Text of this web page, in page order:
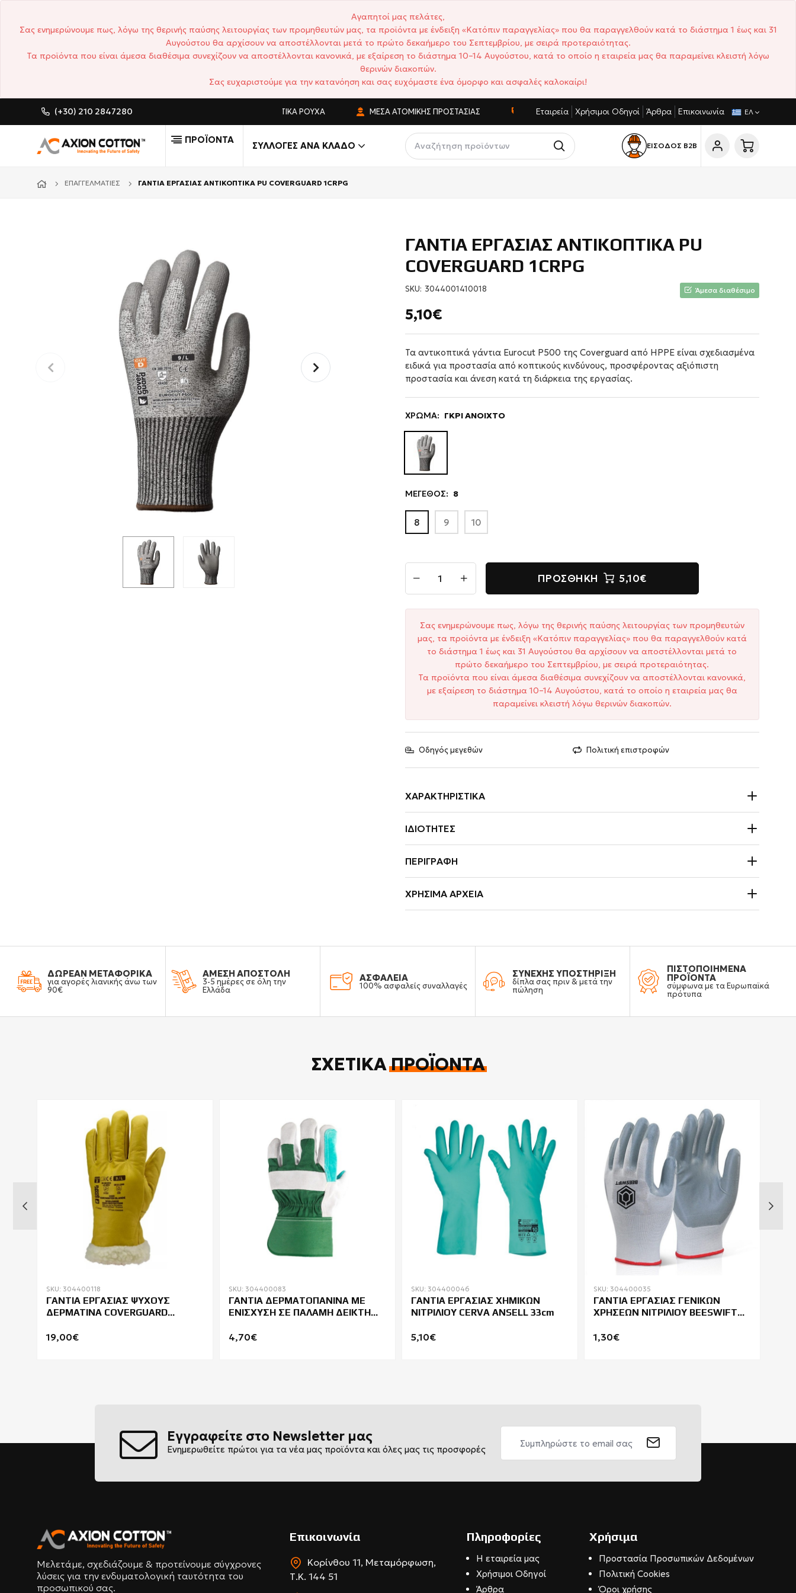
Αγαπητοί μας πελάτες,
Σας ενημερώνουμε πως, λόγω της θερινής παύσης λειτουργίας των προμηθευτών μας, τα προϊόντα με ένδειξη «Κατόπιν παραγγελίας» που θα παραγγελθούν κατά το διάστημα 1 έως και 31
Αυγούστου θα αρχίσουν να αποστέλλονται μετά το πρώτο δεκαήμερο του Σεπτεμβρίου, με σειρά προτεραιότητας.
Τα προϊόντα που είναι άμεσα διαθέσιμα συνεχίζουν να αποστέλλονται κανονικά, με εξαίρεση το διάστημα 10–14 Αυγούστου, κατά το οποίο η εταιρεία μας θα παραμείνει κλειστή λόγω
θερινών διακοπών.
Σας ευχαριστούμε για την κατανόηση και σας ευχόμαστε ένα όμορφο και ασφαλές καλοκαίρι!
(+30) 210 2847280 CUSTOM MADE ΕΠΑΓΓΕΛΜΑΤΙΚΆ ΡΟΎΧΑ ΜΈΣΑ ΑΤΟΜΙΚΉΣ ΠΡΟΣΤΑΣΊΑΣ ΑΝΤΑΓΩΝΙΣΤΙΚΈΣ ΤΙΜΈΣ ΣΎΝΤΟΜΟΙ ΧΡΌΝΟΙ ΠΑΡΆΔΟΣΗΣ
Εταιρεία Χρήσιμοι Οδηγοί Άρθρα Επικοινωνία ΕΛ
ΠΡΟΪΟΝΤΑ
ΣΥΛΛΟΓΈΣ ΑΝΆ ΚΛΆΔΟ ΕΙΣΟΔΟΣ Β2Β
ΕΠΑΓΓΕΛΜΑΤΊΕΣ ΓΑΝΤΙΑ ΕΡΓΑΣΙΑΣ ΑΝΤΙΚΟΠΤΙΚΑ PU COVERGUARD 1CRPG
ΓΑΝΤΙΑ ΕΡΓΑΣΙΑΣ ΑΝΤΙΚΟΠΤΙΚΑ PU
COVERGUARD 1CRPG
SKU: 3044001410018 Άμεσα διαθέσιμο
5,10€
Τα αντικοπτικά γάντια Eurocut P500 της Coverguard από HPPE είναι σχεδιασμένα
ειδικά για προστασία από κοπτικούς κινδύνους, προσφέροντας αξιόπιστη
προστασία και άνεση κατά τη διάρκεια της εργασίας.
ΧΡΩΜΑ: ΓΚΡΙ ΑΝΟΙΧΤΟ
ΜΕΓΕΘΟΣ: 8
8 9 10
ΠΡΟΣΘΉΚΗ 5,10€
Σας ενημερώνουμε πως, λόγω της θερινής παύσης λειτουργίας των προμηθευτών
μας, τα προϊόντα με ένδειξη «Κατόπιν παραγγελίας» που θα παραγγελθούν κατά
το διάστημα 1 έως και 31 Αυγούστου θα αρχίσουν να αποστέλλονται μετά το
πρώτο δεκαήμερο του Σεπτεμβρίου, με σειρά προτεραιότητας.
Τα προϊόντα που είναι άμεσα διαθέσιμα συνεχίζουν να αποστέλλονται κανονικά,
με εξαίρεση το διάστημα 10–14 Αυγούστου, κατά το οποίο η εταιρεία μας θα
παραμείνει κλειστή λόγω θερινών διακοπών.
Οδηγός μεγεθών Πολιτική επιστροφών
ΧΑΡΑΚΤΗΡΙΣΤΙΚΆ
ΙΔΙΌΤΗΤΕΣ
ΠΕΡΙΓΡΑΦΉ
ΧΡΉΣΙΜΑ ΑΡΧΕΊΑ
ΔΩΡΕΑΝ ΜΕΤΑΦΟΡΙΚΑ
για αγορές λιανικής άνω των
90€
ΑΜΕΣΗ ΑΠΟΣΤΟΛΗ
3-5 ημέρες σε όλη την
Ελλάδα
ΑΣΦΑΛΕΙΑ
100% ασφαλείς συναλλαγές
ΣΥΝΕΧΗΣ ΥΠΟΣΤΗΡΙΞΗ
δίπλα σας πριν & μετά την
πώληση
ΠΙΣΤΟΠΟΙΗΜΕΝΑ
ΠΡΟΪΟΝΤΑ
σύμφωνα με τα Ευρωπαϊκά
πρότυπα
ΣΧΕΤΙΚΆΠΡΟΪΌΝΤΑ
SKU: 304400118
ΓΑΝΤΙΑ ΕΡΓΑΣΙΑΣ ΨΥΧΟΥΣ
ΔΕΡΜΑΤΙΝΑ COVERGUARD
19,00€
SKU: 304400083
ΓΑΝΤΙΑ ΔΕΡMATΟΠΑΝΙΝΑ ΜΕ
ΕΝΙΣΧΥΣΗ ΣΕ ΠΑΛΑΜΗ ΔΕΙΚΤΗ
EUROSTRONG 154
4,70€
SKU: 304400046
ΓΑΝΤΙΑ ΕΡΓΑΣΙΑΣ ΧΗΜΙΚΩΝ
ΝΙΤΡΙΛΙΟΥ CERVA ANSELL 33cm
5,10€
SKU: 304400035
ΓΑΝΤΙΑ ΕΡΓΑΣΙΑΣ ΓΕΝΙΚΩΝ
ΧΡΗΣΕΩΝ ΝΙΤΡΙΛΙΟΥ BEESWIFT
1,30€
Εγγραφείτε στο Newsletter μας
Ενημερωθείτε πρώτοι για τα νέα μας προϊόντα και όλες μας τις προσφορές
Μελετάμε, σχεδιάζουμε & προτείνουμε σύγχρονες
λύσεις για την ενδυματολογική ταυτότητα του
προσωπικού σας.
Επικοινωνία
Κορίνθου 11, Μεταμόρφωση,
Τ.Κ. 144 51
Πληροφορίες
Η εταιρεία μας
Χρήσιμοι Οδηγοί
Άρθρα
Χρήσιμα
Προστασία Προσωπικών Δεδομένων
Πολιτική Cookies
Όροι χρήσης